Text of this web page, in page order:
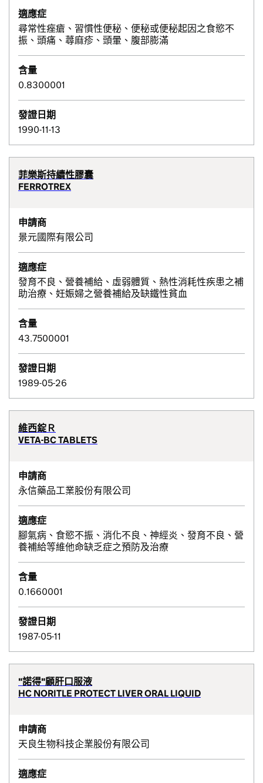
適應症
尋常性痤瘡、習慣性便秘、便秘或便秘起因之食慾不
振、頭痛、蕁麻疹、頭暈、腹部膨滿
含量
0.8300001
發證日期
1990-11-13
菲樂斯持續性膠囊
FERROTREX
申請商
景元國際有限公司
適應症
發育不良、營養補給、虛弱體質、熱性消耗性疾患之補
助治療、妊娠婦之營養補給及缺鐵性貧血
含量
43.7500001
發證日期
1989-05-26
維西錠Ｒ
VETA-BC TABLETS
申請商
永信藥品工業股份有限公司
適應症
腳氣病、食慾不振、消化不良、神經炎、發育不良、營
養補給等維他命缺乏症之預防及治療
含量
0.1660001
發證日期
1987-05-11
"諾得"顧肝口服液
HC NORITLE PROTECT LIVER ORAL LIQUID
申請商
天良生物科技企業股份有限公司
適應症